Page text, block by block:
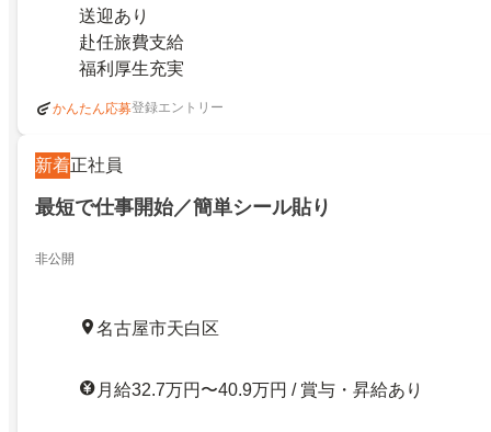
送迎あり
赴任旅費支給
福利厚生充実
かんたん応募登録エントリー
新着正社員
最短で仕事開始／簡単シール貼り
非公開
名古屋市天白区
月給32.7万円〜40.9万円 / 賞与・昇給あり